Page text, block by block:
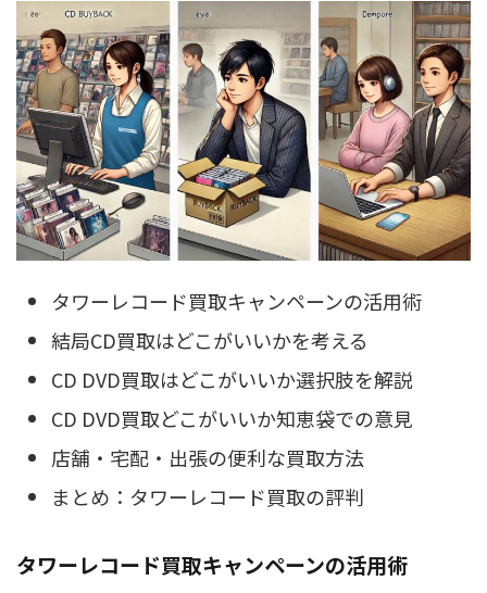
タワーレコード買取キャンペーンの活用術
結局CD買取はどこがいいかを考える
CD DVD買取はどこがいいか選択肢を解説
CD DVD買取どこがいいか知恵袋での意見
店舗・宅配・出張の便利な買取方法
まとめ：タワーレコード買取の評判
タワーレコード買取キャンペーンの活用術